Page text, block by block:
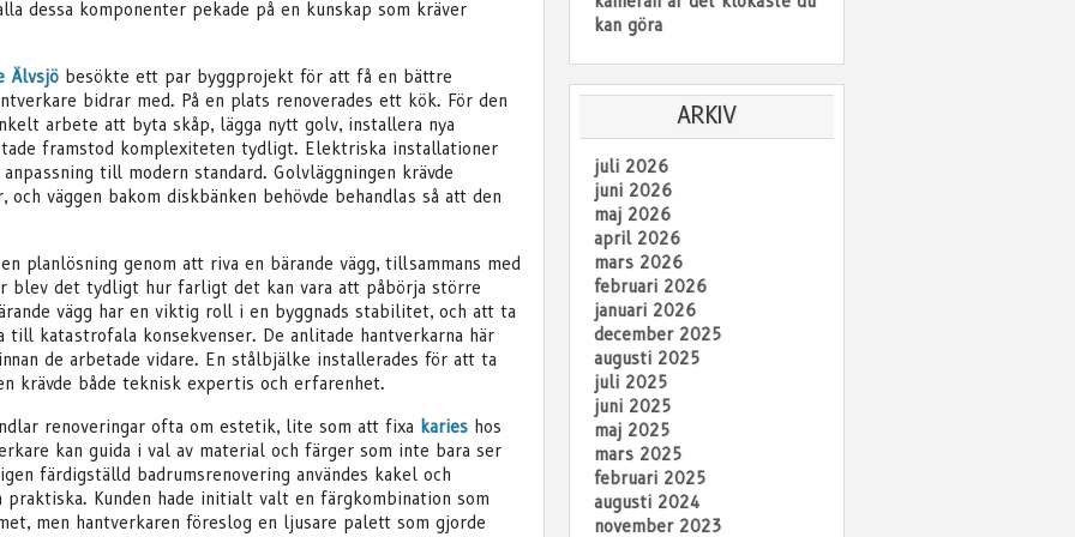
dessa komponenter pekade på en kunskap som kräver
Älvsjö besökte ett par byggprojekt för att få en bättre
bidrar med. På en plats renoverades ett kök. För den
arbete att byta skåp, lägga nytt golv, installera nya
framstod komplexiteten tydligt. Elektriska installationer
till modern standard. Golvläggningen krävde
väggen bakom diskbänken behövde behandlas så att den
planlösning genom att riva en bärande vägg, tillsammans med
blev det tydligt hur farligt det kan vara att påbörja större
vägg har en viktig roll i en byggnads stabilitet, och att ta
katastrofala konsekvenser. De anlitade hantverkarna här
de arbetade vidare. En stålbjälke installerades för att ta
krävde både teknisk expertis och erfarenhet.
renoveringar ofta om estetik, lite som att fixa karies hos
kan guida i val av material och färger som inte bara ser
färdigställd badrumsrenovering användes kakel och
praktiska. Kunden hade initialt valt en färgkombination som
men hantverkaren föreslog en ljusare palett som gjorde
kan göra
ARKIV
juli 2026
juni 2026
maj 2026
april 2026
mars 2026
februari 2026
januari 2026
december 2025
augusti 2025
juli 2025
juni 2025
maj 2025
mars 2025
februari 2025
augusti 2024
november 2023